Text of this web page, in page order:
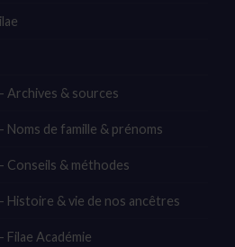
Archives & sources
de famille & prénoms
Conseils & méthodes
Histoire & vie de nos ancêtres
Académie